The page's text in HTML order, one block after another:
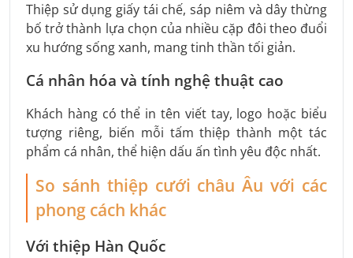
Thiệp sử dụng giấy tái chế, sáp niêm và dây thừng
bố trở thành lựa chọn của nhiều cặp đôi theo đuổi
xu hướng sống xanh, mang tinh thần tối giản.
Cá nhân hóa và tính nghệ thuật cao
Khách hàng có thể in tên viết tay, logo hoặc biểu
tượng riêng, biến mỗi tấm thiệp thành một tác
phẩm cá nhân, thể hiện dấu ấn tình yêu độc nhất.
So sánh thiệp cưới châu Âu với các
phong cách khác
Với thiệp Hàn Quốc